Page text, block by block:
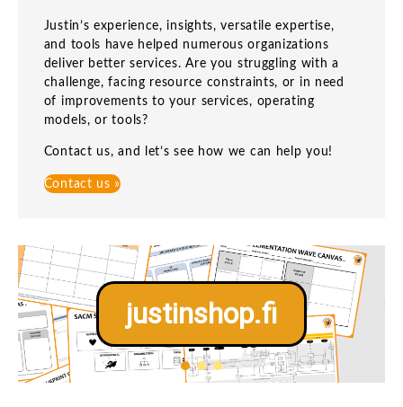
Justin’s experience, insights, versatile expertise,
and tools have helped numerous organizations
deliver better services. Are you struggling with a
challenge, facing resource constraints, or in need
of improvements to your services, operating
models, or tools?
Contact us, and let’s see how we can help you!
Contact us »
justinshop.fi